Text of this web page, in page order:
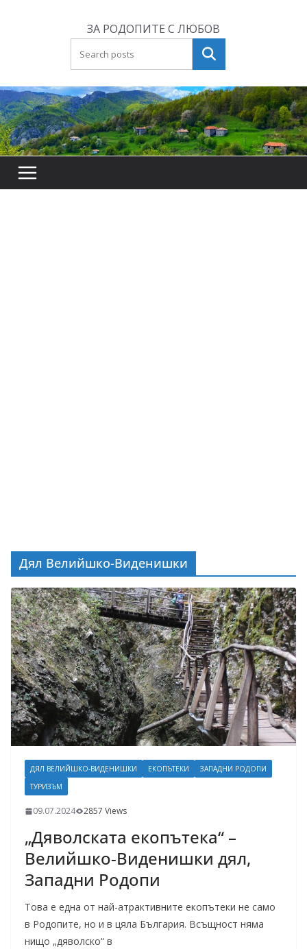
ЗА РОДОПИТЕ С ЛЮБОВ
Търсене
Дял Велийшко-Виденишки
ДЯЛ ВЕЛИЙШКО-ВИДЕНИШКИ ЕКОПЪТЕКИ
ЗАПАДНИ РОДОПИ
ТУРИЗЪМ
09.07.2024 2857 Views
„Дяволската екопътека“ –
Велийшко-Виденишки дял,
Западни Родопи
Това е една от най-атрактивните екопътеки не само
в Родопите, но и в цяла България. Всъщност няма
нищо „дяволско“ в